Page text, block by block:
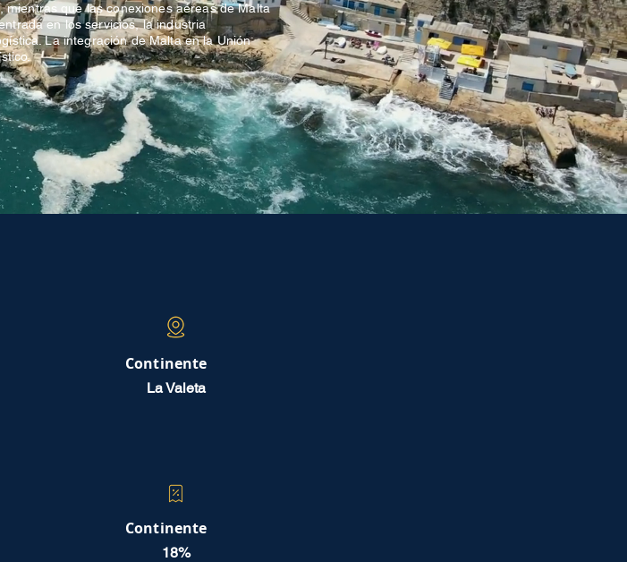
que las conexiones aéreas de Malta
en los servicios, la industria
La integración de Malta en la Unión
Continente
La Valeta
Continente
18%